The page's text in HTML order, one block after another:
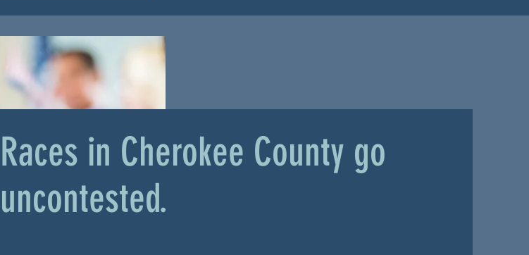
Races in Cherokee County go
uncontested.